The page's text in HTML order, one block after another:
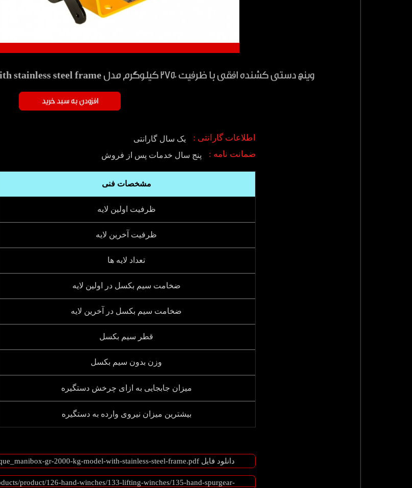
وینچ دستی کشنده افقی با ظرفیت 2750 کیلوگرم مدل MANIBOX GR - 2000 with stainless steel frame ساخت هوچز فرانسه
افزودن به سبد خرید
اطلاعات گارانتی : یک سال گارانتی
ضمانت نامه : پنج سال خدمات پس از فروش
مشخصات فنی
ظرفیت اولین لایه
ظرفیت آخرین لایه
تعداد لایه ها
ضخامت سیم بکسل در اولین لایه
ضخامت سیم بکسل در آخرین لایه
قطر سیم بکسل
وزن بدون سیم بکسل
میزان جابجایی به ازای چرخش دستگیره
بیشترین میزان نیروی وارده به دستگیره
دانلود فایل fiche_technique_manibox-gr-2000-kg-model-with-stainless-steel-frame.pdf
product/126-hand-winches/133-lifting-winches/135-hand-spurgear-